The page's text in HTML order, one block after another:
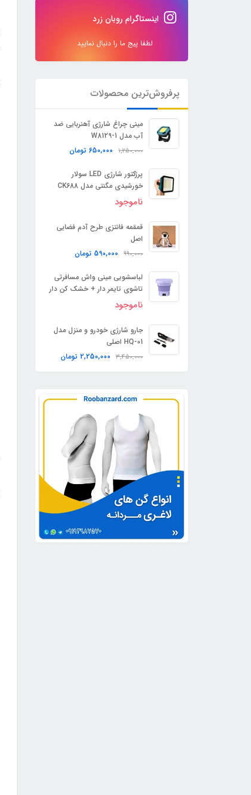
اینستاگرام روبان زرد
لطفا پیج ما را دنبال نمایید
پرفروش‌ترین محصولات
مینی چراغ شارژی آهنربایی ضد
آب مدل W8129-1
1,250,000
650,000 تومان
پرژکتور شارژی LED سولار
خورشیدی مگنتی مدل CK688
ناموجود
قمقمه فانتزی طرح آدم فضایی
اصل
990,000
590,000 تومان
لباسشویی مینی واش مسافرتی
تاشوی تایمر دار + خشک کن دار
ناموجود
جارو شارژی خودرو و منزل مدل
HQ-01 اصلی
3,450,000
2,250,000 تومان